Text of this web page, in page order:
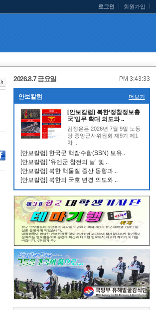
로그인 회원가입
2026.8.7 금요일 PM 3:43:34
안보칼럼 더보기
[안보칼럼] 북한‘정찰정보총
국’임무 확대 의도와 ..
김정은은 2026년 7월 9일 노동
당 중앙군사위원회 제9기 제1
차 ..
[안보칼럼] 한국군 핵잠수함(SSN) 보유..
[안보칼럼] ‘유엔군 참전의 날’ 및 ..
[안보칼럼] 북한 핵물질 증산 동향과 ..
[안보칼럼] 북한의 국호 변경 의도와 ..